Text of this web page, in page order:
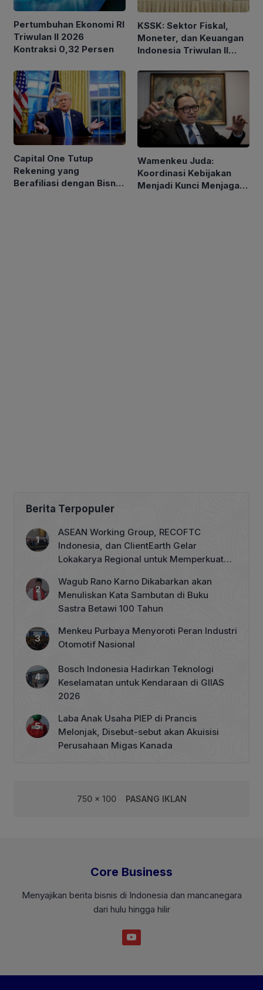
Pertumbuhan Ekonomi RI
Triwulan II 2026
Kontraksi 0,32 Persen
KSSK: Sektor Fiskal,
Moneter, dan Keuangan
Indonesia Triwulan II
Capital One Tutup
Rekening yang
Berafiliasi dengan Bisnis
Wamenkeu Juda:
Koordinasi Kebijakan
Menjadi Kunci Menjaga
Berita Terpopuler
ASEAN Working Group, RECOFTC
Indonesia, dan ClientEarth Gelar
Lokakarya Regional untuk Memperkuat
Wagub Rano Karno Dikabarkan akan
Menuliskan Kata Sambutan di Buku
Sastra Betawi 100 Tahun
Menkeu Purbaya Menyoroti Peran Industri
Otomotif Nasional
Bosch Indonesia Hadirkan Teknologi
Keselamatan untuk Kendaraan di GIIAS
2026
Laba Anak Usaha PIEP di Prancis
Melonjak, Disebut-sebut akan Akuisisi
Perusahaan Migas Kanada
750 x 100 PASANG IKLAN
Core Business
Menyajikan berita bisnis di Indonesia dan mancanegara
dari hulu hingga hilir